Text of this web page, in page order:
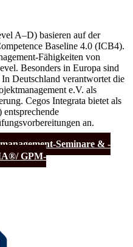
A–D) basieren auf der
Baseline 4.0 (ICB4).
Fähigkeiten von
Besonders in Europa sind
Deutschland verantwortet die
e.V. als
Cegos Integrata bietet als
an.
Seminare & -
GPM-